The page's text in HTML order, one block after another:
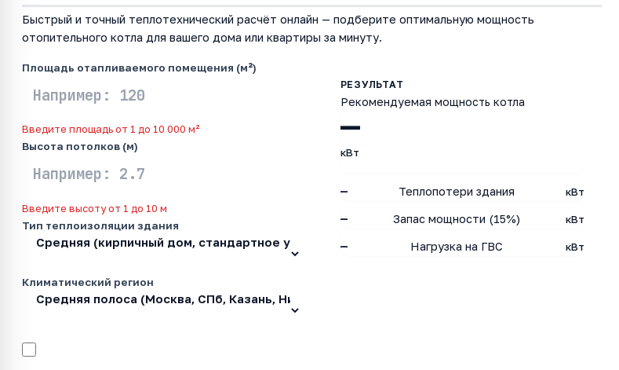
Быстрый и точный теплотехнический расчёт онлайн — подберите оптимальную мощность
отопительного котла для вашего дома или квартиры за минуту.
Площадь отапливаемого помещения (м²)
Введите площадь от 1 до 10 000 м²
Высота потолков (м)
Введите высоту от 1 до 10 м
Тип теплоизоляции здания
Климатический регион
—
Рекомендуемая мощность котла
кВт
— Теплопотери здания кВт
— Запас мощности (15%) кВт
— Нагрузка на ГВС кВт